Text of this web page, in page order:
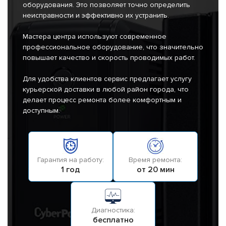
оборудования. Это позволяет точно определить
неисправности и эффективно их устранить.
Мастера центра используют современное
профессиональное оборудование, что значительно
повышает качество и скорость проводимых работ.
Для удобства клиентов сервис предлагает услугу
курьерской доставки в любой район города, что
делает процесс ремонта более комфортным и
доступным.
Гарантия на работу:
1 год
Время ремонта:
от 20 мин
Диагностика:
бесплатно